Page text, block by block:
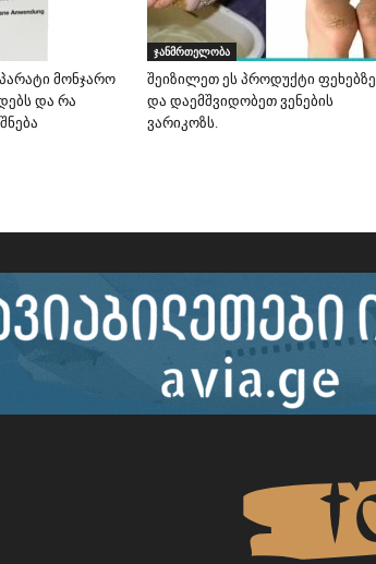
მონჯარო
და რა
ჯანმრთელობა
შეიზილეთ ეს პროდუქტი ფეხებზე
და დაემშვიდობეთ ვენების
ვარიკოზს.